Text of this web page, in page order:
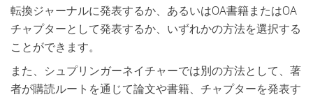
転換ジャーナルに発表するか、あるいはOA書籍またはOA
チャプターとして発表するか、いずれかの方法を選択する
ことができます。
また、シュプリンガーネイチャーでは別の方法として、著
者が購読ルートを通じて論文や書籍、チャプターを発表す